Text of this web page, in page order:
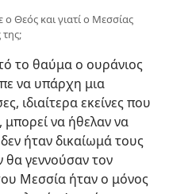
ο Θεός και γιατί ο Μεσσίας
το θαύμα ο ουράνιος
να υπάρχη μια
ιδιαίτερα εκείνες που
να ήθελαν να
ήταν δικαίωμά τους
θα γεννούσαν τον
Μεσσία ήταν ο μόνος